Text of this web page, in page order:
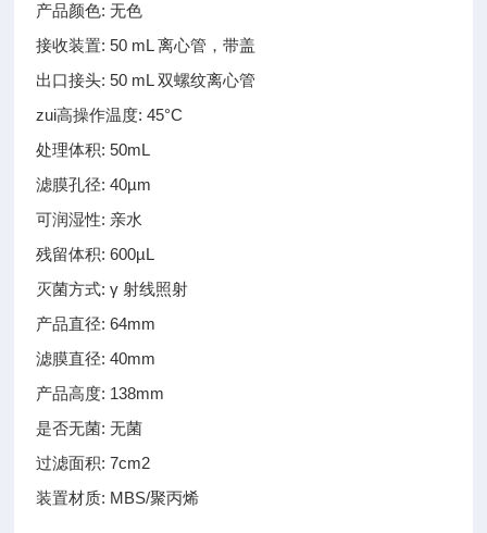
产品颜色: 无色
接收装置: 50 mL 离心管，带盖
出口接头: 50 mL 双螺纹离心管
zui高操作温度: 45°C
处理体积: 50mL
滤膜孔径: 40µm
可润湿性: 亲水
残留体积: 600µL
灭菌方式: γ 射线照射
产品直径: 64mm
滤膜直径: 40mm
产品高度: 138mm
是否无菌: 无菌
过滤面积: 7cm2
装置材质: MBS/聚丙烯